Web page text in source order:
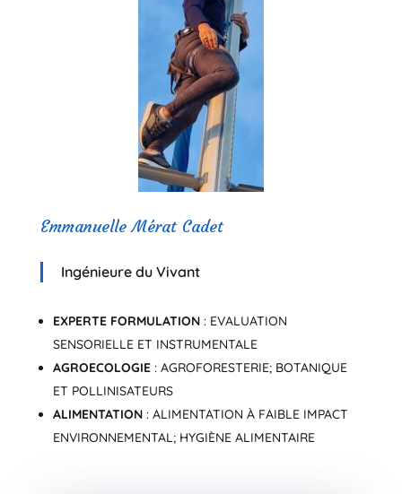
Emmanuelle Mérat Cadet
Ingénieure du Vivant
EXPERTE FORMULATION: EVALUATION
SENSORIELLE ET INSTRUMENTALE
AGROECOLOGIE: AGROFORESTERIE; BOTANIQUE
ET POLLINISATEURS
ALIMENTATION: ALIMENTATION À FAIBLE IMPACT
ENVIRONNEMENTAL; HYGIÈNE ALIMENTAIRE